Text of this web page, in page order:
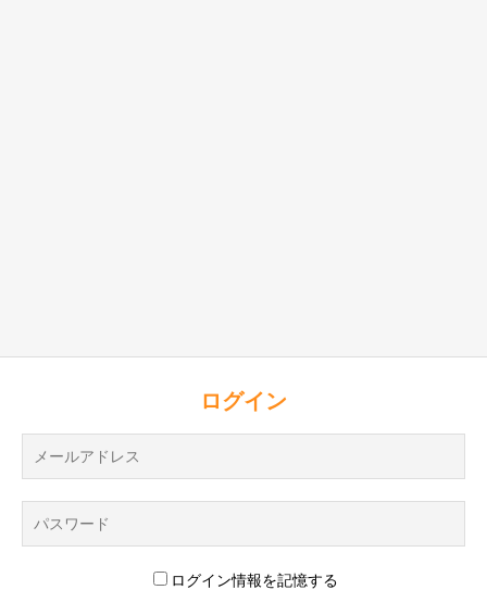
ログイン
ログイン情報を記憶する